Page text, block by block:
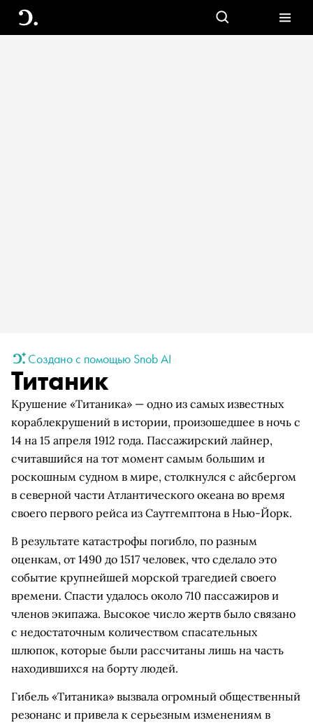
Создано с помощью Snob AI
Титаник
Крушение «Титаника» — одно из самых известных
кораблекрушений в истории, произошедшее в ночь с
14 на 15 апреля 1912 года. Пассажирский лайнер,
считавшийся на тот момент самым большим и
роскошным судном в мире, столкнулся с айсбергом
в северной части Атлантического океана во время
своего первого рейса из Саутгемптона в Нью-Йорк.
В результате катастрофы погибло, по разным
оценкам, от 1490 до 1517 человек, что сделало это
событие крупнейшей морской трагедией своего
времени. Спасти удалось около 710 пассажиров и
членов экипажа. Высокое число жертв было связано
с недостаточным количеством спасательных
шлюпок, которые были рассчитаны лишь на часть
находившихся на борту людей.
Гибель «Титаника» вызвала огромный общественный
резонанс и привела к серьезным изменениям в